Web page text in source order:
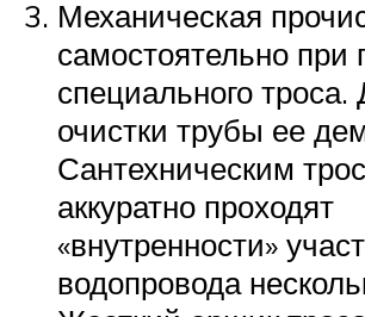
Механическая
самостоятельно
специального троса.
очистки трубы ее
Сантехническим
аккуратно проходят
«внутренности»
водопровода